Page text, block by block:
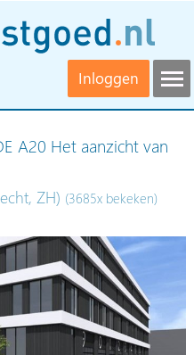
Inloggen
A20 Het aanzicht van
ZH) (3685x bekeken)